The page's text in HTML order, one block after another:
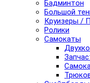
Бадминтон
Большой
Круизеры /
Ролики
Самокаты